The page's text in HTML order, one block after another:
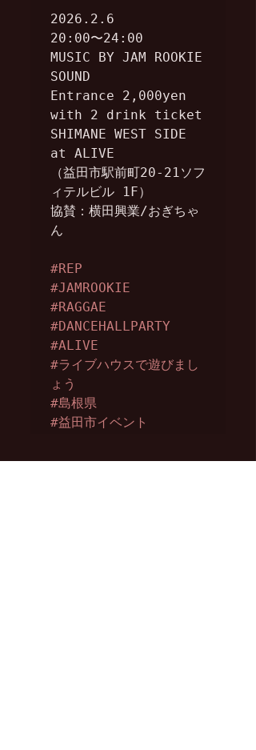
2026.2.6
20:00〜24:00
MUSIC BY JAM ROOKIE
SOUND
Entrance 2,000yen
with 2 drink ticket
SHIMANE WEST SIDE
at ALIVE
（益田市駅前町20-21ソフ
ィテルビル 1F）
協賛：横田興業/おぎちゃ
ん
#REP
#JAMROOKIE
#RAGGAE
#DANCEHALLPARTY
#ALIVE
#ライブハウスで遊びまし
ょう
#島根県
#益田市イベント